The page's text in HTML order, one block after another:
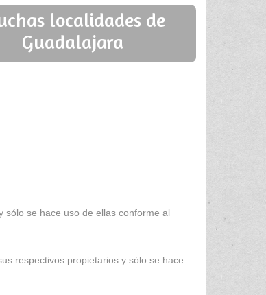
localidades de
Guadalajara
sólo se hace uso de ellas conforme al
respectivos propietarios y sólo se hace